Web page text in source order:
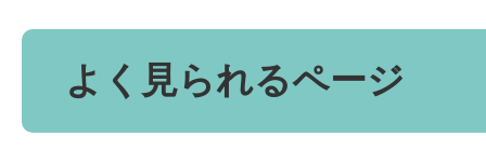
よく見られるページ